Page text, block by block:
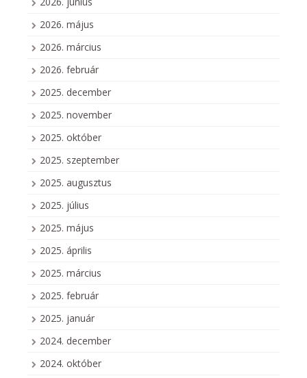
2026. május
2026. március
2026. február
2025. december
2025. november
2025. október
2025. szeptember
2025. augusztus
2025. július
2025. május
2025. április
2025. március
2025. február
2025. január
2024. december
2024. október